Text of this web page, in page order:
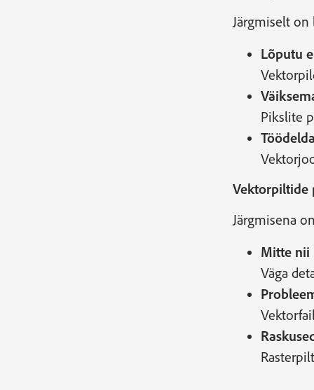
Järgmiselt
Lõputu
Pikslite
Vektorpiltide
Järgmisena
Mitte nii
Väga